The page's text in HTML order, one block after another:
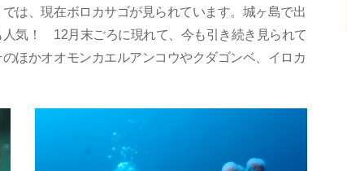
は、現在ボロカサゴが見られています。城ヶ島で出
気！ 12月末ごろに現れて、今も引き続き見られて
ほかオオモンカエルアンコウやクダゴンベ、イロカ